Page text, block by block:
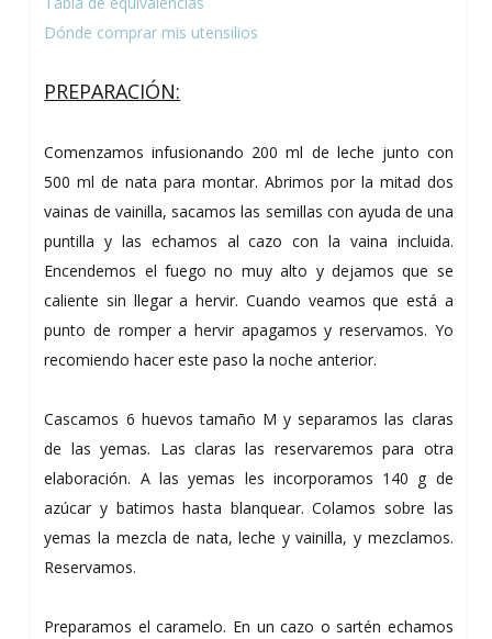
Dónde comprar mis utensilios
PREPARACIÓN:
Comenzamos infusionando 200 ml de leche junto con
500 ml de nata para montar. Abrimos por la mitad dos
vainas de vainilla, sacamos las semillas con ayuda de una
puntilla y las echamos al cazo con la vaina incluida.
Encendemos el fuego no muy alto y dejamos que se
caliente sin llegar a hervir. Cuando veamos que está a
punto de romper a hervir apagamos y reservamos. Yo
recomiendo hacer este paso la noche anterior.
Cascamos 6 huevos tamaño M y separamos las claras
de las yemas. Las claras las reservaremos para otra
elaboración. A las yemas les incorporamos 140 g de
azúcar y batimos hasta blanquear. Colamos sobre las
yemas la mezcla de nata, leche y vainilla, y mezclamos.
Reservamos.
Preparamos el caramelo. En un cazo o sartén echamos